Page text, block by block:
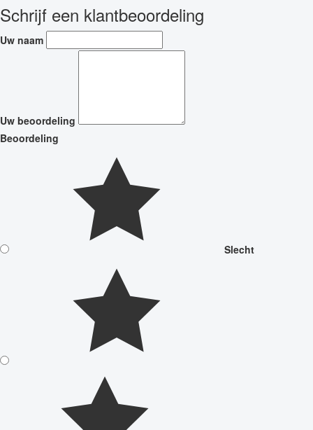
Schrijf een klantbeoordeling
Uw naam
Uw beoordeling
Beoordeling
Slecht